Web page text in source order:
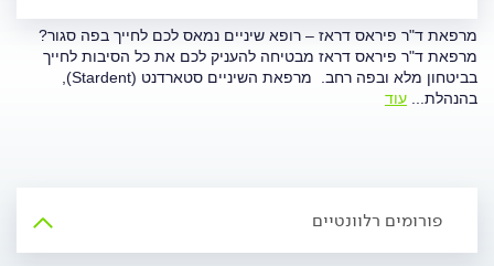
מרפאת ד"ר פיראס דראז – רופא שיניים נמאס לכם לחייך בפה סגור?
מרפאת ד"ר פיראס דראז מבטיחה להעניק לכם את כל הסיבות לחייך
בביטחון מלא ובפה רחב. מרפאת השיניים סטארדנט (Stardent),
בהנהלת
עוד
פורומים רלוונטיים